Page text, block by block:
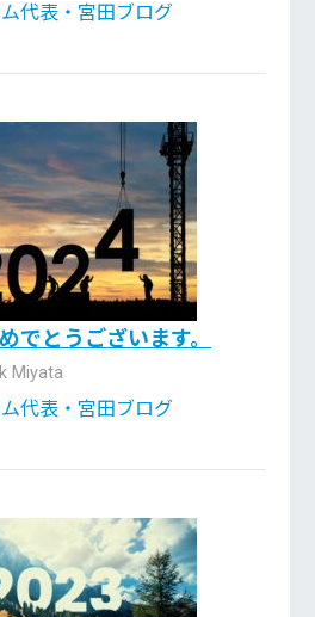
代表・宮田ブログ
でとうございます。
Miyata
代表・宮田ブログ